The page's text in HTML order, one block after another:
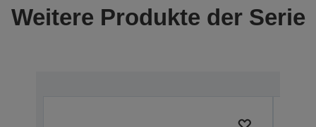
Weitere Produkte der Serie